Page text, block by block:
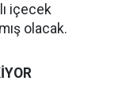
içecek
olacak.